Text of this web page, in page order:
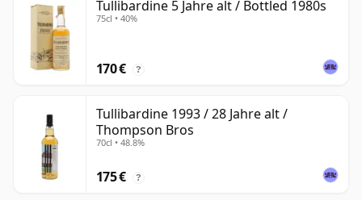
Tullibardine 5 Jahre alt / Bottled 1980s
75cl • 40%
170 € ?
Tullibardine 1993 / 28 Jahre alt /
Thompson Bros
70cl • 48.8%
175 € ?